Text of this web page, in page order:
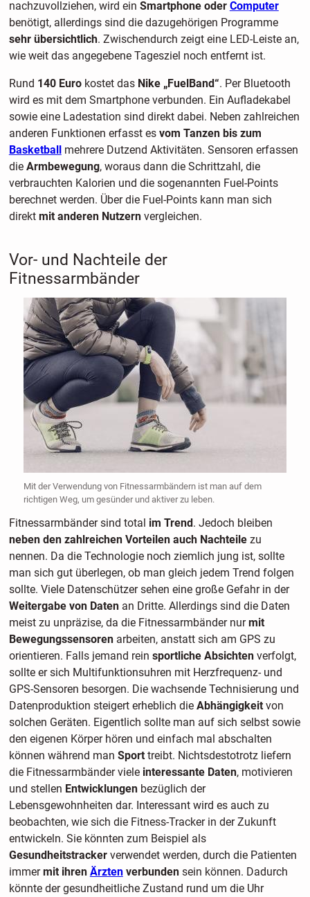
nachzuvollziehen, wird ein Smartphone oder Computer
benötigt, allerdings sind die dazugehörigen Programme
sehr übersichtlich. Zwischendurch zeigt eine LED-Leiste an,
wie weit das angegebene Tagesziel noch entfernt ist.
Rund 140 Eurokostet dasNike „FuelBand“. Per Bluetooth
wird es mit dem Smartphone verbunden. Ein Aufladekabel
sowie eine Ladestation sind direkt dabei. Neben zahlreichen
anderen Funktionen erfasst es vom Tanzen bis zum
Basketball
mehrere Dutzend Aktivitäten. Sensoren erfassen
die Armbewegung, woraus dann die Schrittzahl, die
verbrauchten Kalorien und die sogenannten Fuel-Points
berechnet werden. Über die Fuel-Points kann man sich
direkt mit anderen Nutzernvergleichen.
Vor- und Nachteile der
Fitnessarmbänder
Mit der Verwendung von Fitnessarmbändern ist man auf dem
richtigen Weg, um gesünder und aktiver zu leben.
Fitnessarmbänder sind total im Trend. Jedoch bleiben
neben den zahlreichen Vorteilen auch Nachteilezu
nennen. Da die Technologie noch ziemlich jung ist, sollte
man sich gut überlegen, ob man gleich jedem Trend folgen
sollte. Viele Datenschützer sehen eine große Gefahr in der
Weitergabe von Datenan Dritte. Allerdings sind die Daten
meist zu unpräzise, da die Fitnessarmbänder nurmit
Bewegungssensorenarbeiten, anstatt sich am GPS zu
orientieren. Falls jemand rein sportliche Absichtenverfolgt,
sollte er sich Multifunktionsuhren mit Herzfrequenz- und
GPS-Sensoren besorgen. Die wachsende Technisierung und
Datenproduktion steigert erheblich die Abhängigkeitvon
solchen Geräten. Eigentlich sollte man auf sich selbst sowie
den eigenen Körper hören und einfach mal abschalten
können während man Sporttreibt. Nichtsdestotrotz liefern
die Fitnessarmbänder viele interessante Daten, motivieren
und stellen Entwicklungenbezüglich der
Lebensgewohnheiten dar. Interessant wird es auch zu
beobachten, wie sich die Fitness-Tracker in der Zukunft
entwickeln. Sie könnten zum Beispiel als
Gesundheitstrackerverwendet werden, durch die Patienten
immermit ihren Ärztenverbundensein können. Dadurch
könnte der gesundheitliche Zustand rund um die Uhr